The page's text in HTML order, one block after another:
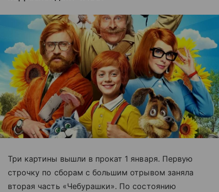
Три картины вышли в прокат 1 января. Первую
строчку по сборам с большим отрывом заняла
вторая часть «Чебурашки». По состоянию